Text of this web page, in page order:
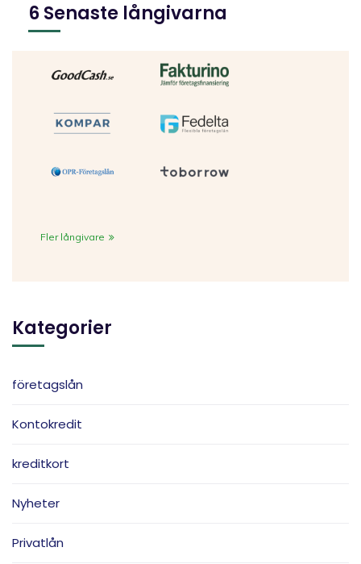
6 Senaste långivarna
Fler långivare
Kategorier
företagslån
Kontokredit
kreditkort
Nyheter
Privatlån